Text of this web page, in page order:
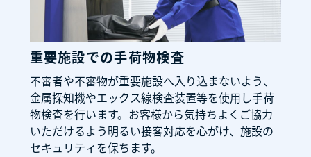
重要施設での手荷物検査
不審者や不審物が重要施設へ入り込まないよう、
金属探知機やエックス線検査装置等を使用し手荷
物検査を行います。お客様から気持ちよくご協力
いただけるよう明るい接客対応を心がけ、施設の
セキュリティを保ちます。